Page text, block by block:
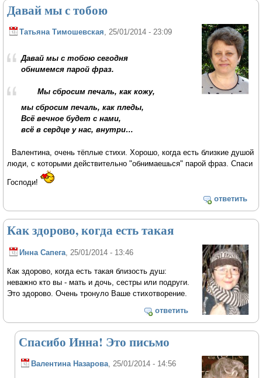
Давай мы с тобою
Татьяна Тимошевская, 25/01/2014 - 23:09
Давай мы с тобою сегодня
обнимемся парой фраз.
Мы сбросим печаль, как кожу,
мы сбросим печаль, как пледы,
Всё вечное будет с нами,
всё в сердце у нас, внутри…
Валентина, очень тёплые стихи. Хорошо, когда есть близкие душой
люди, с которыми действительно "обнимаешься" парой фраз. Спаси
Господи!
ответить
Как здорово, когда есть такая
Инна Сапега , 25/01/2014 - 13:46
Как здорово, когда есть такая близость душ:
неважно кто вы - мать и дочь, сестры или подруги.
Это здорово. Очень тронуло Ваше стихотворение.
ответить
Спасибо Инна! Это письмо
Валентина Назарова, 25/01/2014 - 14:56